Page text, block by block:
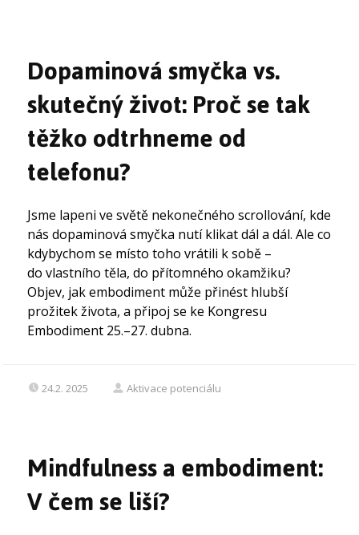
Dopaminová smyčka vs.
skutečný život: Proč se tak
těžko odtrhneme od
telefonu?
Jsme lapeni ve světě nekonečného scrollování, kde
nás dopaminová smyčka nutí klikat dál a dál. Ale co
kdybychom se místo toho vrátili k sobě –
do vlastního těla, do přítomného okamžiku?
Objev, jak embodiment může přinést hlubší
prožitek života, a připoj se ke Kongresu
Embodiment 25.–27. dubna.
24.2. 2025 Aktivace potenciálu
Mindfulness a embodiment:
V čem se liší?